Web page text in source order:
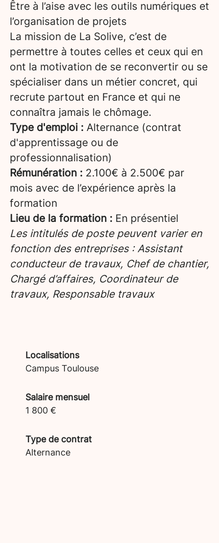
Être à l’aise avec les outils numériques et
l’organisation de projets
La mission de La Solive, c’est de
permettre à toutes celles et ceux qui en
ont la motivation de se reconvertir ou se
spécialiser dans un métier concret, qui
recrute partout en France et qui ne
connaîtra jamais le chômage.
Type d'emploi : Alternance (contrat
d'apprentissage ou de
professionnalisation)
Rémunération : 2.100€ à 2.500€ par
mois avec de l’expérience après la
formation
Lieu de la formation : En présentiel
Les intitulés de poste peuvent varier en
fonction des entreprises : Assistant
conducteur de travaux, Chef de chantier,
Chargé d’affaires, Coordinateur de
travaux, Responsable travaux
Localisations
Campus Toulouse
Salaire mensuel
1 800 €
Type de contrat
Alternance